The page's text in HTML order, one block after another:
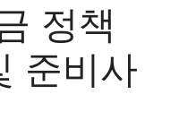
정책
준비사